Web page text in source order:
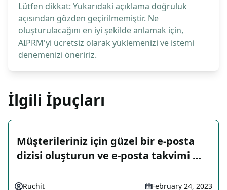
Lütfen dikkat: Yukarıdaki açıklama doğruluk
açısından gözden geçirilmemiştir. Ne
oluşturulacağını en iyi şekilde anlamak için,
AIPRM'yi ücretsiz olarak yüklemenizi ve istemi
denemenizi öneririz.
İlgili İpuçları
Müşterileriniz için güzel bir e-posta
dizisi oluşturun ve e-posta takvimi …
Ruchit February 24, 2023